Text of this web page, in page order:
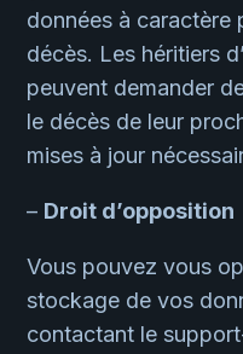
données à caractère
décès. Les héritiers
peuvent demander
le décès de leur
mises à jour
– Droit d’opposition
Vous pouvez vous
stockage de vos
contactant le